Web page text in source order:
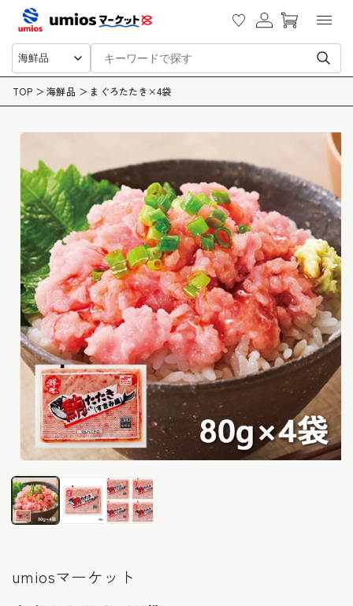
ツに
進む
ー
グ
イ
ン
海鮮品
TOP 海鮮品 まぐろたたき×4袋
商品
情報
にス
プ
ー
ダ
ル
で
ア
umiosマーケット